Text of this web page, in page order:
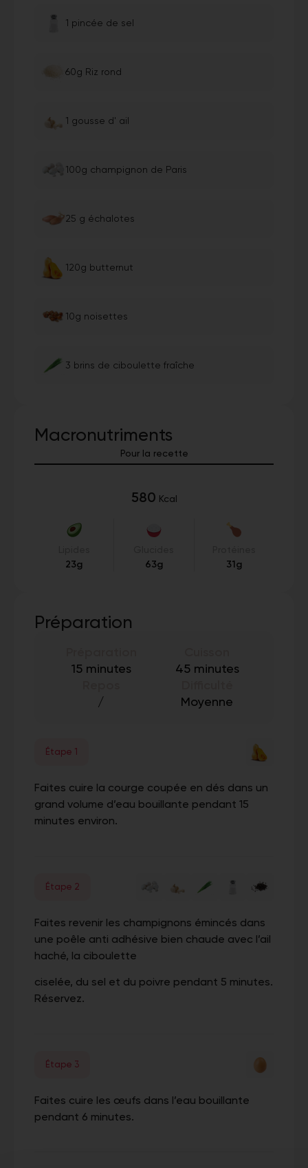
1 pincée de sel
60g Riz rond
1 gousse d' ail
100g champignon de Paris
25 g échalotes
120g butternut
10g noisettes
3 brins de ciboulette fraîche
Macronutriments
Pour la recette
580 Kcal
23g 63g 31g
Préparation
15 minutes 45 minutes
/ Moyenne
Étape 1
Faites cuire la courge coupée en dés dans un
grand volume d’eau bouillante pendant 15
minutes environ.
Étape 2
Faites revenir les champignons émincés dans
une poêle anti adhésive bien chaude avec l’ail
haché, la ciboulette
ciselée, du sel et du poivre pendant 5 minutes.
Réservez.
Étape 3
Faites cuire les œufs dans l’eau bouillante
pendant 6 minutes.